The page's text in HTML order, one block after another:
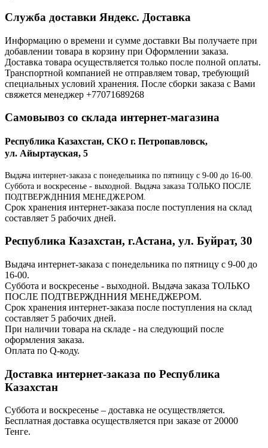
Служба доставки Яндекс. Доставка
Информацию о времени и сумме доставки Вы получаете при
добавлении товара в корзину при Оформлении заказа.
Доставка товара осуществляется только после полной оплаты.
Транспортной компанией не отправляем товар, требующий
специальных условий хранения. После сборки заказа с Вами
свяжется менеджер +77071689268
Самовывоз со склада интернет-магазина
Республика Казахстан, СКО г. Петропавловск,
ул. Айыртауская, 5
Выдача интернет-заказа с понедельника по пятницу с 9-00 до 16-00.
Суббота и воскресенье - выходной. Выдача заказа ТОЛЬКО ПОСЛЕ
ПОДТВЕРЖДННИЯ МЕНЕДЖЕРОМ.
Срок хранения интернет-заказа после поступления на склад
составляет 5 рабочих дней.
Республика Казахстан, г.Астана, ул. Буйрат, 30
Выдача интернет-заказа с понедельника по пятницу с 9-00 до
16-00.
Суббота и воскресенье - выходной. Выдача заказа ТОЛЬКО
ПОСЛЕ ПОДТВЕРЖДННИЯ МЕНЕДЖЕРОМ.
Срок хранения интернет-заказа после поступления на склад
составляет 5 рабочих дней.
При наличии товара на складе - на следующий после
оформления заказа.
Оплата по Q-коду.
Доставка интернет-заказа по Республика
Казахстан
Суббота и воскресенье – доставка не осуществляется.
Бесплатная доставка осуществляется при заказе от 20000
Тенге.